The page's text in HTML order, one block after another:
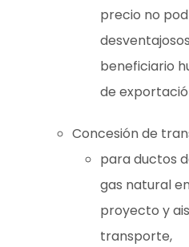
precio no
beneficiario
de
Concesión de
para ductos
gas natural
proyecto y
transporte,